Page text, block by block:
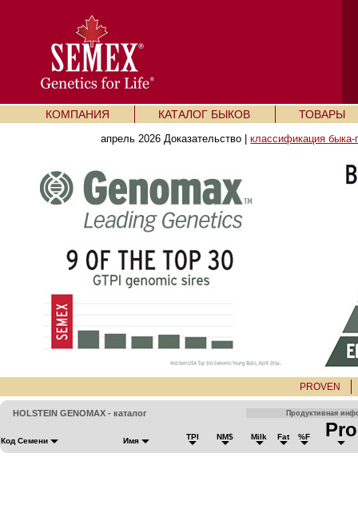
КОМПАНИЯ КАТАЛОГ БЫКОВ ТОВАРЫ
апрель 2026 Доказательство |классификация
PROVEN
HOLSTEIN GENOMAX - каталог Продуктивная
Код Семени Имя TPI NM$ Milk Fat %F Pro